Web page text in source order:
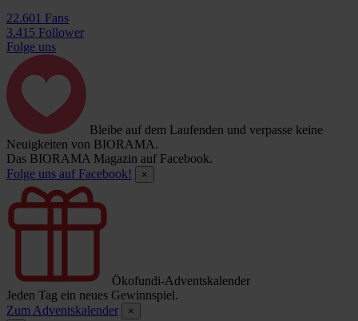
22.601 Fans
3.415 Follower
Folge uns
Bleibe auf dem Laufenden und verpasse keine
Neuigkeiten von BIORAMA.
Das BIORAMA Magazin auf Facebook.
Folge uns auf Facebook!
×
Ökofundi-Adventskalender
Jeden Tag ein neues Gewinnspiel.
Zum Adventskalender
×